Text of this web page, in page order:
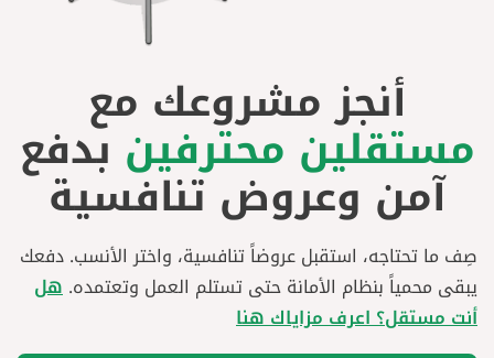
أنجز مشروعك مع
مستقلين محترفين بدفع
آمن وعروض تنافسية
صِف ما تحتاجه، استقبل عروضاً تنافسية، واختر الأنسب. دفعك
يبقى محمياً بنظام الأمانة حتى تستلم العمل وتعتمده.هل
أنت مستقل؟ اعرف مزاياك هنا